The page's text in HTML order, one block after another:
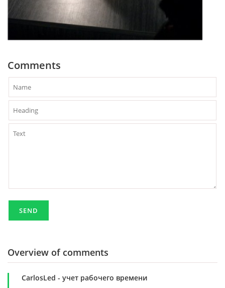
Comments
Overview of comments
CarlosLed - учет рабочего времени